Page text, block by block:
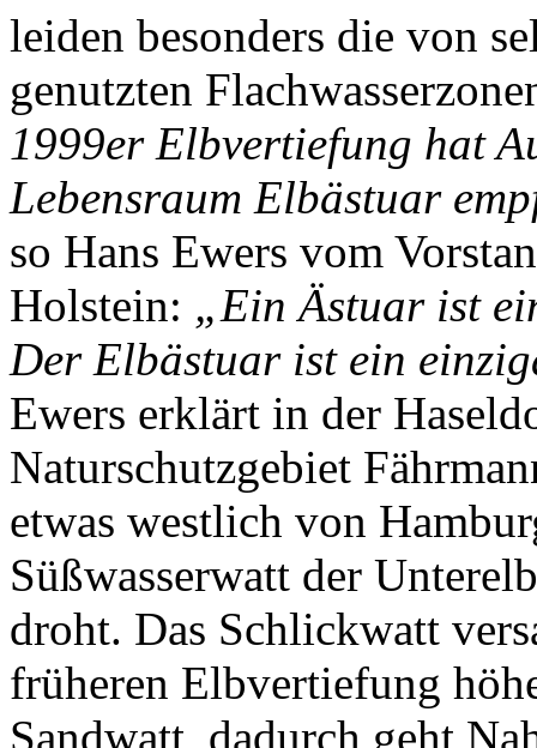
leiden besonders die von
genutzten
1999er Elbvertiefung hat
Lebensraum Elbästuar
so Hans Ewers vom
Holstein: „Ein Ästuar ist
Der Elbästuar ist ein
Ewers erklärt in der
Naturschutzgebiet
etwas westlich von
Süßwasserwatt der
droht. Das Schlickwatt
früheren Elbvertiefung
Sandwatt, dadurch geht